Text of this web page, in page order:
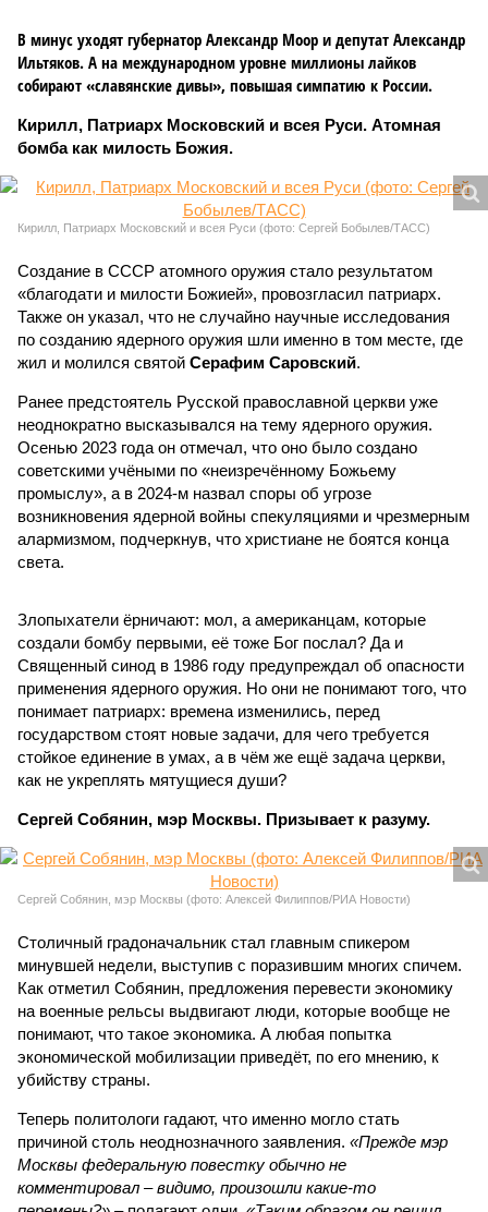
В минус уходят губернатор Александр Моор и депутат Александр
Ильтяков. А на международном уровне миллионы лайков
собирают «славянские дивы», повышая симпатию к России.
Кирилл, Патриарх Московский и всея Руси. Атомная
бомба как милость Божия.
Кирилл, Патриарх Московский и всея Руси (фото: Сергей Бобылев/ТАСС)
Создание в СССР атомного оружия стало результатом
«благодати и милости Божией», провозгласил патриарх.
Также он указал, что не случайно научные исследования
по созданию ядерного оружия шли именно в том месте, где
жил и молился святой Серафим Саровский.
Ранее предстоятель Русской православной церкви уже
неоднократно высказывался на тему ядерного оружия.
Осенью 2023 года он отмечал, что оно было создано
советскими учёными по «неизречённому Божьему
промыслу», а в 2024-м назвал споры об угрозе
возникновения ядерной войны спекуляциями и чрезмерным
алармизмом, подчеркнув, что христиане не боятся конца
света.
Злопыхатели ёрничают: мол, а американцам, которые
создали бомбу первыми, её тоже Бог послал? Да и
Священный синод в 1986 году предупреждал об опасности
применения ядерного оружия. Но они не понимают того, что
понимает патриарх: времена изменились, перед
государством стоят новые задачи, для чего требуется
стойкое единение в умах, а в чём же ещё задача церкви,
как не укреплять мятущиеся души?
Сергей Собянин, мэр Москвы. Призывает к разуму.
Сергей Собянин, мэр Москвы (фото: Алексей Филиппов/РИА Новости)
Столичный градоначальник стал главным спикером
минувшей недели, выступив с поразившим многих спичем.
Как отметил Собянин, предложения перевести экономику
на военные рельсы выдвигают люди, которые вообще не
понимают, что такое экономика. А любая попытка
экономической мобилизации приведёт, по его мнению, к
убийству страны.
Теперь политологи гадают, что именно могло стать
причиной столь неоднозначного заявления. «Прежде мэр
Москвы федеральную повестку обычно не
комментировал – видимо, произошли какие-то